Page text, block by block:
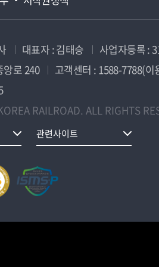
대표자 : 김태승 사업자등록 :
앙로 240
고객센터 : 1588-7788(이
RAILROAD. ALL RIGHTS
관련사이트